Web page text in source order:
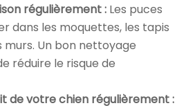
régulièrement : Les puces
dans les moquettes, les tapis
murs. Un bon nettoyage
réduire le risque de
de votre chien régulièrement :